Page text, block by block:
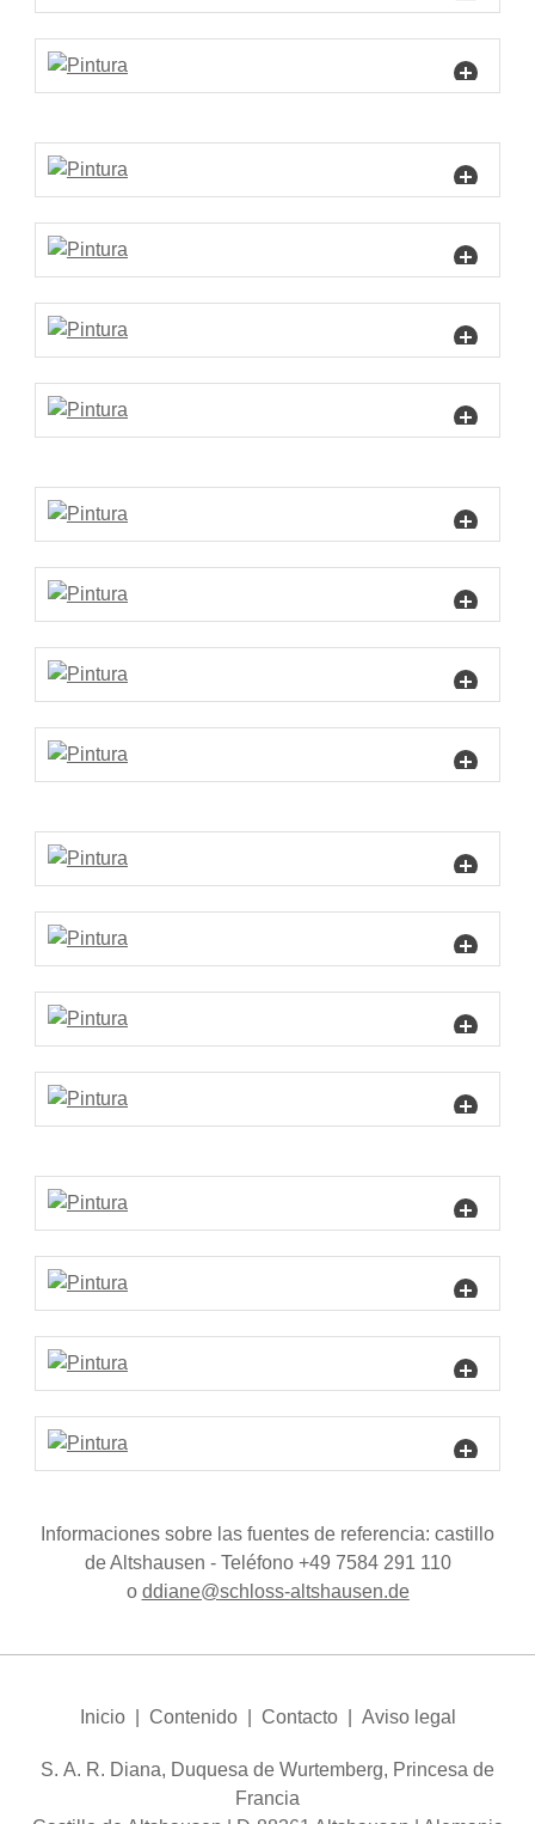
Informaciones sobre las fuentes de referencia: castillo
de Altshausen - Teléfono +49 7584 291 110
o dd n schl ss- ltsh s n d
Inicio| Contenido| Contacto| Aviso legal
S. A. R. Diana, Duquesa de Wurtemberg, Princesa de
Francia